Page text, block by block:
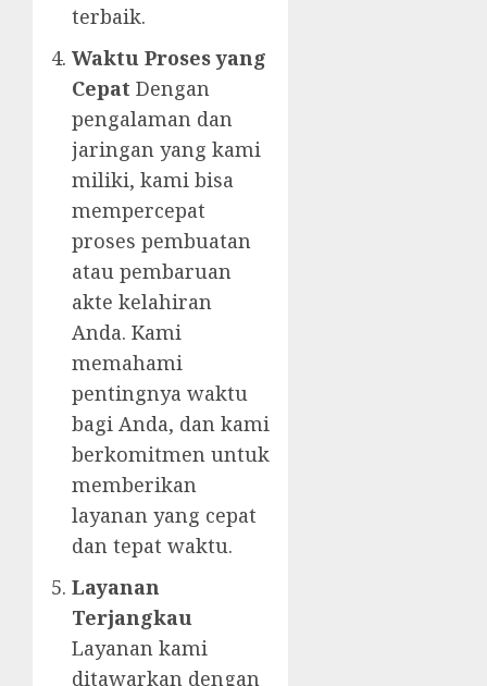
terbaik.
Waktu Proses yang
Cepat Dengan
pengalaman dan
jaringan yang kami
miliki, kami bisa
mempercepat
proses pembuatan
atau pembaruan
akte kelahiran
Anda. Kami
memahami
pentingnya waktu
bagi Anda, dan kami
berkomitmen untuk
memberikan
layanan yang cepat
dan tepat waktu.
Layanan
Terjangkau
Layanan kami
ditawarkan dengan